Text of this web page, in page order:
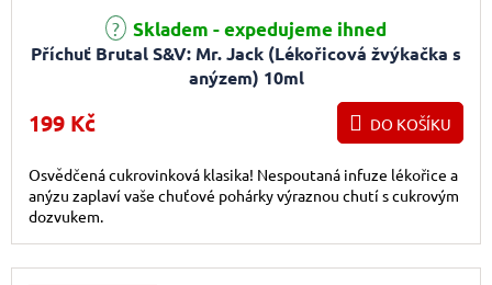
Příchuť Brutal S&V: Mr. Jack (Lékořicová žvýkačka s
anýzem) 10ml
Skladem - expedujeme ihned
199 Kč DO KOŠÍKU
Osvědčená cukrovinková klasika! Nespoutaná infuze lékořice a
anýzu zaplaví vaše chuťové pohárky výraznou chutí s cukrovým
dozvukem.